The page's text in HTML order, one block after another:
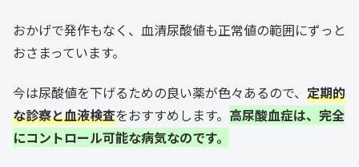
おかげで発作もなく、血清尿酸値も正常値の範囲にずっと
おさまっています。
今は尿酸値を下げるための良い薬が色々あるので、 定期的
な診察と血液検査をおすすめします。 高尿酸血症は、完全
にコントロール可能な病気なのです。